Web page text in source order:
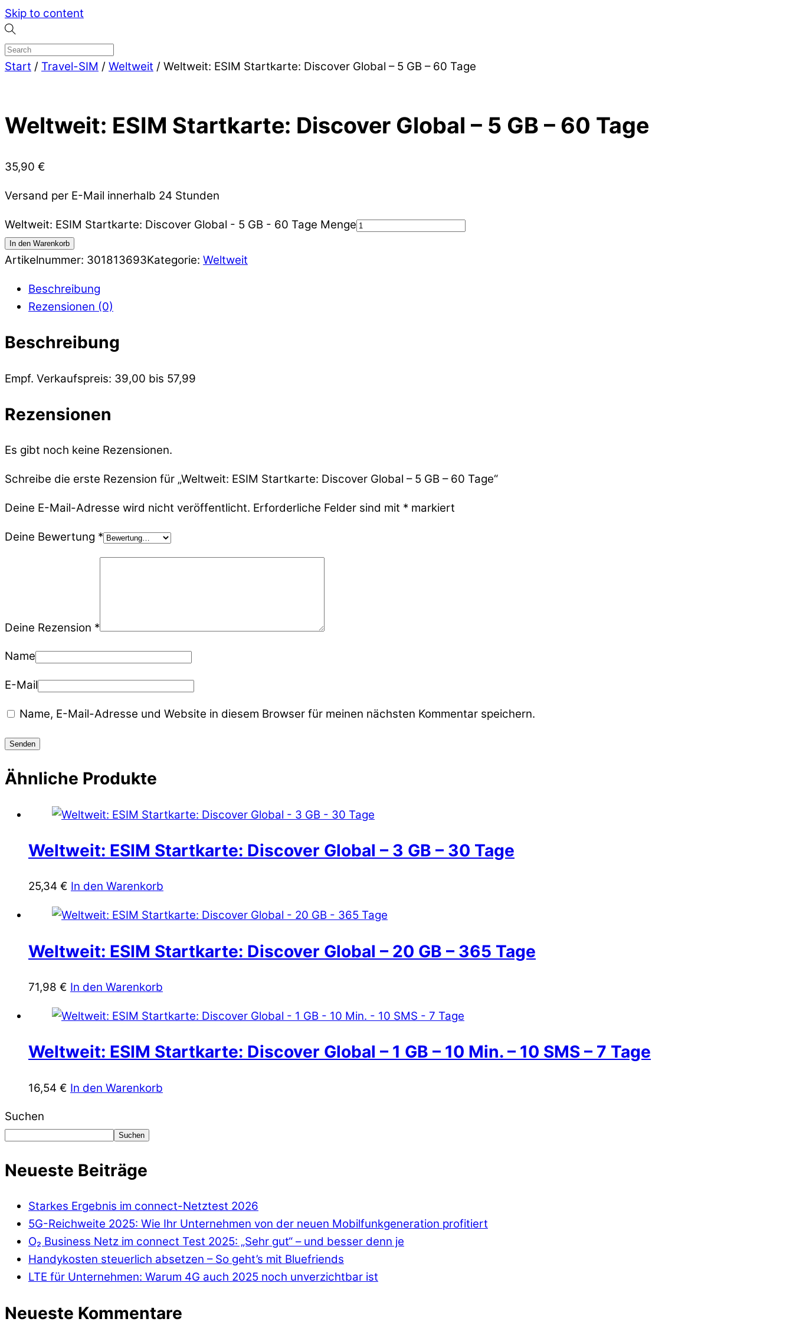
Skip to content
Start / Travel-SIM / Weltweit / Weltweit: ESIM Startkarte: Discover Global – 5 GB – 60 Tage
Weltweit: ESIM Startkarte: Discover Global – 5 GB – 60 Tage
35,90 €
Versand per E-Mail innerhalb 24 Stunden
Weltweit: ESIM Startkarte: Discover Global - 5 GB - 60 Tage Menge
In den Warenkorb
Artikelnummer: 301813693Kategorie: Weltweit
Beschreibung
Rezensionen (0)
Beschreibung
Empf. Verkaufspreis: 39,00 bis 57,99
Rezensionen
Es gibt noch keine Rezensionen.
Schreibe die erste Rezension für „Weltweit: ESIM Startkarte: Discover Global – 5 GB – 60 Tage“
Deine E-Mail-Adresse wird nicht veröffentlicht. Erforderliche Felder sind mit * markiert
Deine Bewertung *
Deine Rezension *
Name
E-Mail
Name, E-Mail-Adresse und Website in diesem Browser für meinen nächsten Kommentar speichern.
Ähnliche Produkte
Weltweit: ESIM Startkarte: Discover Global – 3 GB – 30 Tage
25,34 € In den Warenkorb
Weltweit: ESIM Startkarte: Discover Global – 20 GB – 365 Tage
71,98 € In den Warenkorb
Weltweit: ESIM Startkarte: Discover Global – 1 GB – 10 Min. – 10 SMS – 7 Tage
16,54 € In den Warenkorb
Suchen
Suchen
Neueste Beiträge
Starkes Ergebnis im connect-Netztest 2026
5G-Reichweite 2025: Wie Ihr Unternehmen von der neuen Mobilfunkgeneration profitiert
O₂ Business Netz im connect Test 2025: „Sehr gut“ – und besser denn je
Handykosten steuerlich absetzen – So geht’s mit Bluefriends
LTE für Unternehmen: Warum 4G auch 2025 noch unverzichtbar ist
Neueste Kommentare